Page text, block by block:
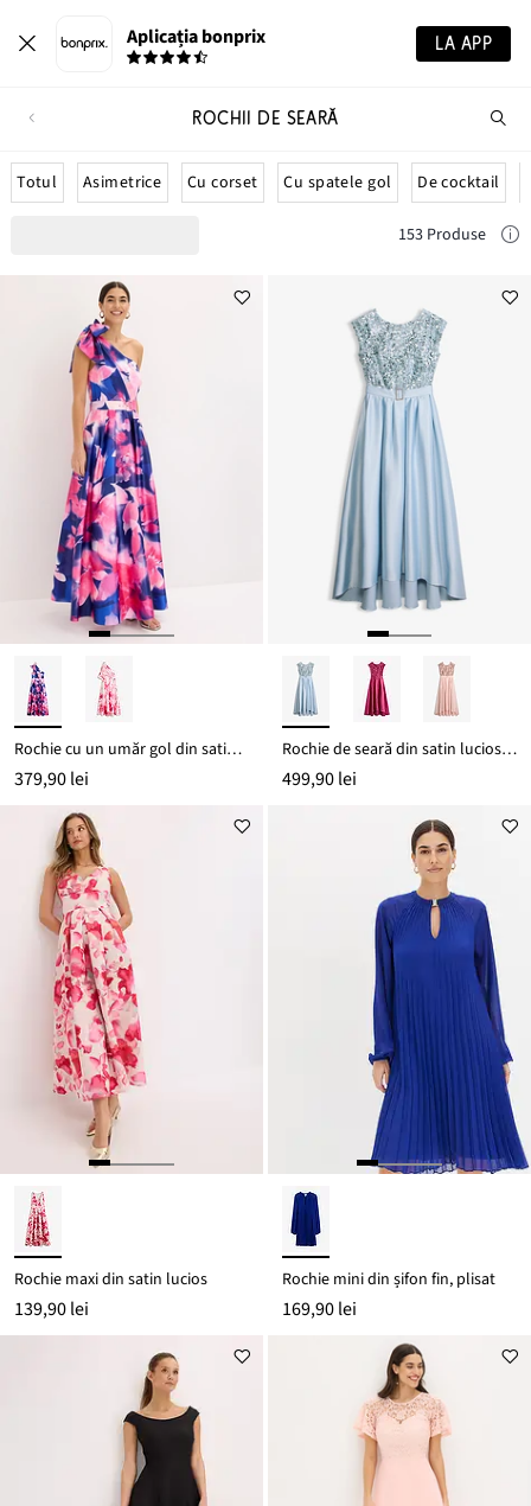
Aplicația bonprix LA APP
ROCHII DE SEARĂ
Totul Asimetrice Cu corset Cu spatele gol De cocktail
153 Produse
Rochie cu un umăr gol din satin lucios
379,90 lei
Rochie de seară din satin lucios, cu paiete
499,90 lei
Rochie maxi din satin lucios
139,90 lei
Rochie mini din șifon fin, plisat
169,90 lei